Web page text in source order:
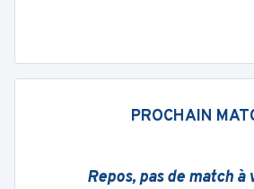
PROCHAIN
Repos, pas de match à